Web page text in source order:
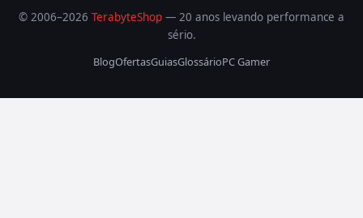
© 2006–2026 TerabyteShop — 20 anos levando performance a
sério.
BlogOfertasGuiasGlossárioPC Gamer